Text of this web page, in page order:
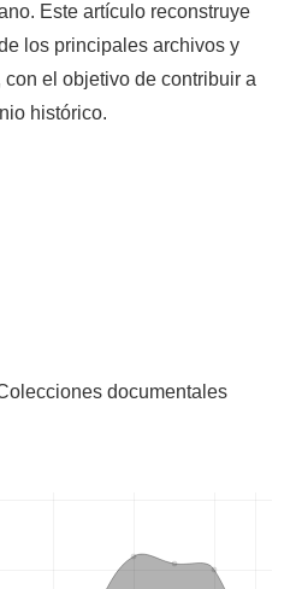
documentales
Este artículo reconstruye
los principales archivos y
el objetivo de contribuir a
histórico.